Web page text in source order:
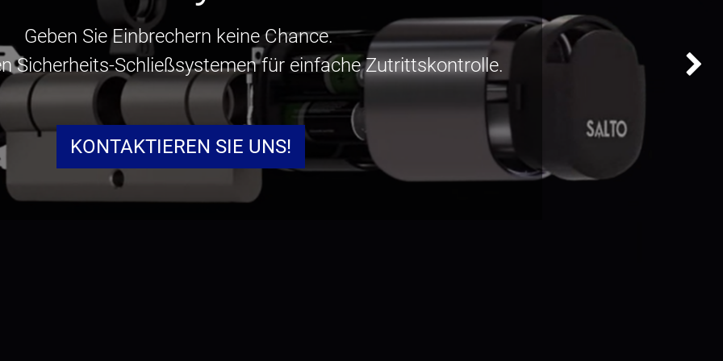
Geben Sie Einbrechern keine Chance.
Sicherheits-Schließsystemen für einfache Zutrittskontrolle.
KONTAKTIEREN SIE UNS!
Weiter